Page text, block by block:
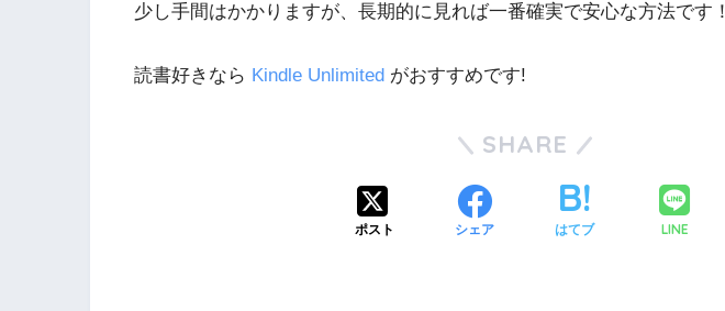
少し手間はかかりますが、長期的に見れば一番確実で安心な方法です！
読書好きなら Kindle Unlimited がおすすめです!
SHARE
ポスト シェア はてブ LINE